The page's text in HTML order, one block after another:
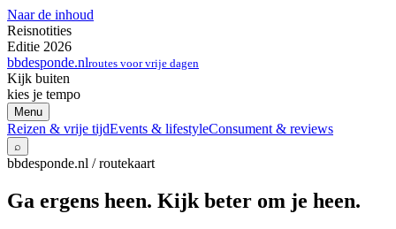
Naar de inhoud
Reisnotities
Editie 2026
bbdesponde.nlroutes voor vrije dagen
Kijk buiten
kies je tempo
Menu
Reizen & vrije tijdEvents & lifestyleConsument & reviews
⌕
bbdesponde.nl / routekaart
Ga ergens heen. Kijk beter om je heen.